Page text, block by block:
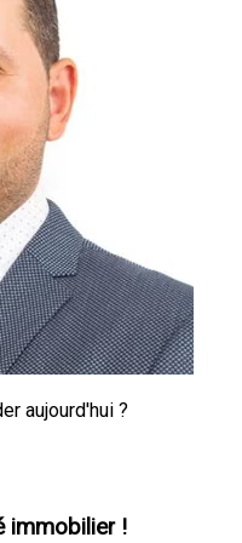
aujourd'hui ?
immobilier !